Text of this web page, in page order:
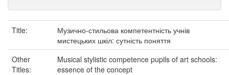
Title:
Музично-стильова компетентність учнів
мистецьких шкіл: сутність поняття
Other
Titles:
Musical stylistic competence pupils of art schools:
essence of the concept